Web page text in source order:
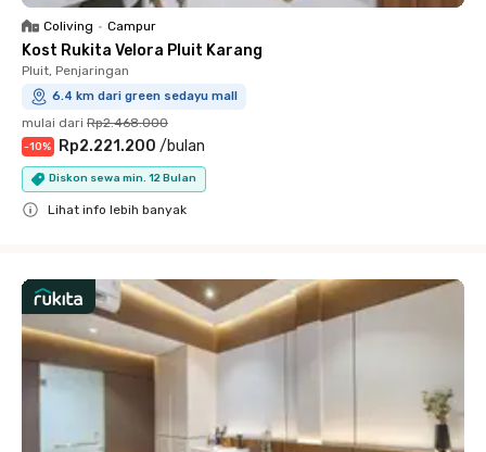
Coliving • Campur
Kost Rukita Velora Pluit Karang
Pluit, Penjaringan
6.4 km dari green sedayu mall
mulai dari Rp2.468.000
-10% Rp2.221.200 /bulan
Diskon sewa min. 12 Bulan
Lihat info lebih banyak